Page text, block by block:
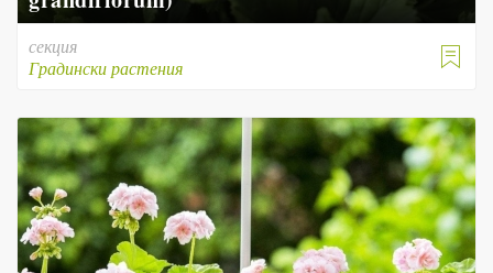

секция
Градински растения